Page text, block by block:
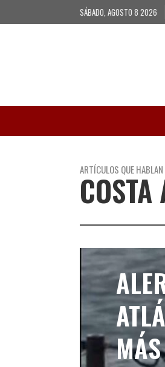
SÁBADO, AGOSTO 8 2026
ARTÍCULOS QUE HABLAN